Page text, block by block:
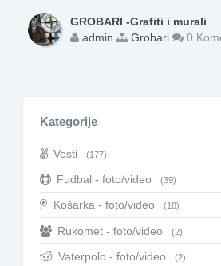
GROBARI -Grafiti i murali
admin
Grobari 0
Kategorije
Vesti (177)
Fudbal - foto/video (39)
Košarka - foto/video (18)
Rukomet - foto/video (2)
Vaterpolo - foto/video (2)